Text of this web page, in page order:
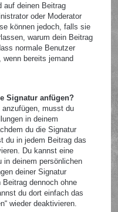
auf deinen Beitrag
oder Moderator
können jedoch, falls sie
warum dein Beitrag
normale Benutzer
bereits jemand
Signatur anfügen?
anzufügen, musst du
in deinem
du die Signatur
du in jedem Beitrag das
Du kannst eine
in deinem persönlichen
deiner Signatur
dennoch ohne
du dort einfach das
wieder deaktivieren.